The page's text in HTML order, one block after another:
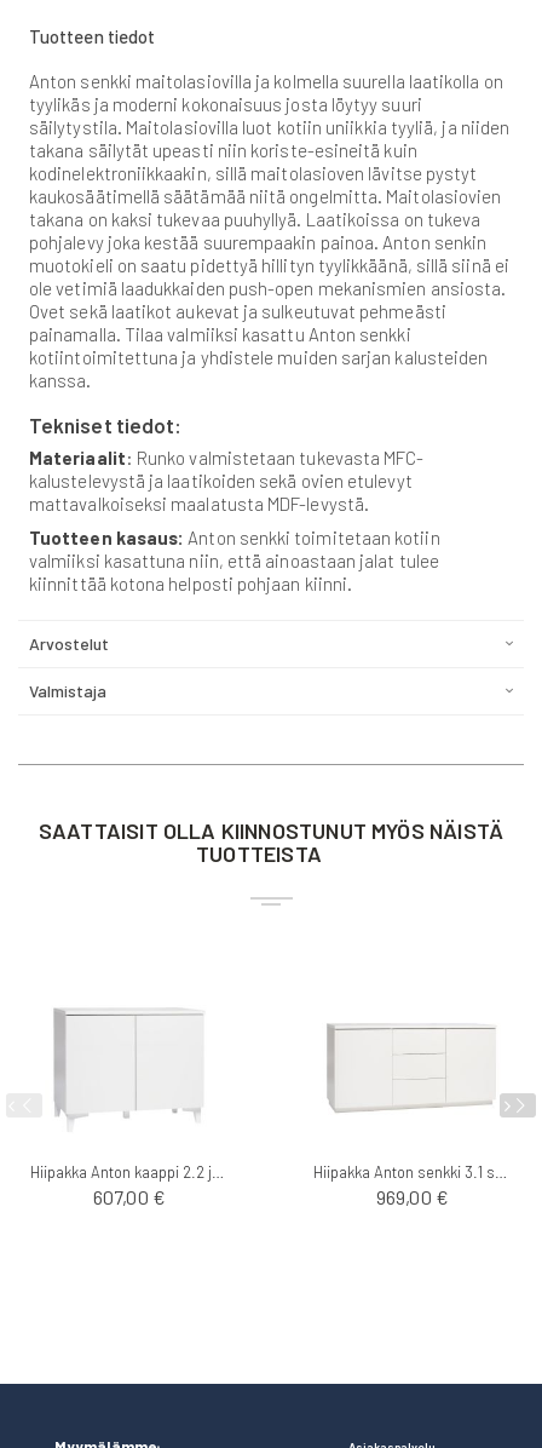
Tuotteen tiedot
Anton senkki maitolasiovilla ja kolmella suurella laatikolla on
tyylikäs ja moderni kokonaisuus josta löytyy suuri
säilytystila. Maitolasiovilla luot kotiin uniikkia tyyliä, ja niiden
takana säilytät upeasti niin koriste-esineitä kuin
kodinelektroniikkaakin, sillä maitolasioven lävitse pystyt
kaukosäätimellä säätämää niitä ongelmitta. Maitolasiovien
takana on kaksi tukevaa puuhyllyä. Laatikoissa on tukeva
pohjalevy joka kestää suurempaakin painoa. Anton senkin
muotokieli on saatu pidettyä hillityn tyylikkäänä, sillä siinä ei
ole vetimiä laadukkaiden push-open mekanismien ansiosta.
Ovet sekä laatikot aukevat ja sulkeutuvat pehmeästi
painamalla. Tilaa valmiiksi kasattu Anton senkki
kotiintoimitettuna ja yhdistele muiden sarjan kalusteiden
kanssa.
Tekniset tiedot:
Materiaalit: Runko valmistetaan tukevasta MFC-
kalustelevystä ja laatikoiden sekä ovien etulevyt
mattavalkoiseksi maalatusta MDF-levystä.
Tuotteen kasaus: Anton senkki toimitetaan kotiin
valmiiksi kasattuna niin, että ainoastaan jalat tulee
kiinnittää kotona helposti pohjaan kiinni.
Arvostelut
Valmistaja
SAATTAISIT OLLA KIINNOSTUNUT MYÖS NÄISTÄ
TUOTTEISTA
607,00 € 969,00 €